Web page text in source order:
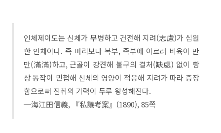
인체제이도는 신체가 무병하고 건전해 지려(志慮)가 심원
한 인체이다. 즉 머리보다 복부, 족부에 이르러 비육이 만
만(滿滿)하고, 근골이 강견해 불구의 결처(缺處) 없이 항
상 동작이 민첩해 신체의 영양이 적응해 지려가 따라 증장
함으로써 진취의 기력이 두루 왕성해진다.
─海江田信義, 『私議考案』(1890), 85쪽